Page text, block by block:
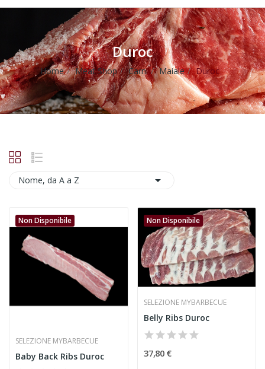
Duroc
Home Meat Shop Carni Maiale Duroc
Nome, da A a Z 
Non Disponibile
SELEZIONE MYBARBECUE
Baby Back Ribs Duroc
Non Disponibile
SELEZIONE MYBARBECUE
Belly Ribs Duroc
37,80 €